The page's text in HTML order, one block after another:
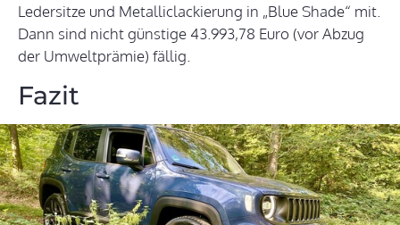
Ledersitze und Metalliclackierung in „Blue Shade“ mit.
Dann sind nicht günstige 43.993,78 Euro (vor Abzug
der Umweltprämie) fällig.
Fazit